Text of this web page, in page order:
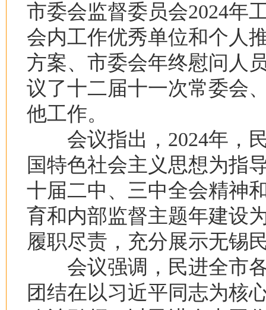
市委会监督委员会2024年
会内工作优秀单位和个人
方案、市委会年终慰问人
议了十二届十一次常委会
他工作。
会议指出，2024年，民
国特色社会主义思想为指
十届二中、三中全会精神
育和内部监督主题年建设
履职尽责，充分展示无锡
会议强调，民进全市各
团结在以习近平同志为核